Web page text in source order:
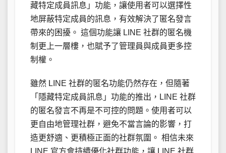
藏特定成員訊息」功能，讓使用者可以選擇性
地屏蔽特定成員的訊息，有效解決了匿名發言
帶來的困擾。 這個功能讓 LINE 社群的匿名機
制更上一層樓，也賦予了管理員與成員更多控
制權。
雖然 LINE 社群的匿名功能仍然存在，但隨著
「隱藏特定成員訊息」功能的推出，LINE 社群
的匿名發言不再是不可控的問題。使用者可以
更自由地管理社群，避免不當言論的影響，打
造更舒適、更積極正面的社群氛圍。 相信未來
LINE 官方會持續優化社群功能，讓 LINE 社群